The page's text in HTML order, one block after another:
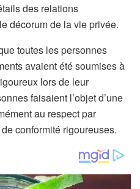
des relations
décorum de la vie privée.
toutes les personnes
avaient été soumises à
lors de leur
faisaient l’objet d’une
au respect par
conformité rigoureuses.